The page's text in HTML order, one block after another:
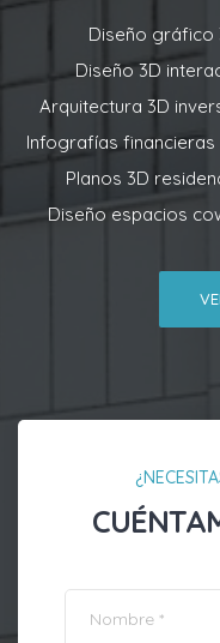
Diseño gráfico
Diseño 3D
Arquitectura 3D
Infografías
Planos 3D
Diseño espacios